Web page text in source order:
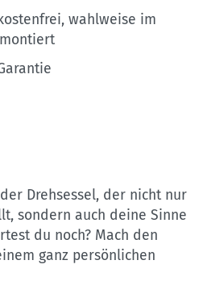
wahlweise im
Drehsessel, der nicht nur
sondern auch deine Sinne
du noch? Mach den
ganz persönlichen